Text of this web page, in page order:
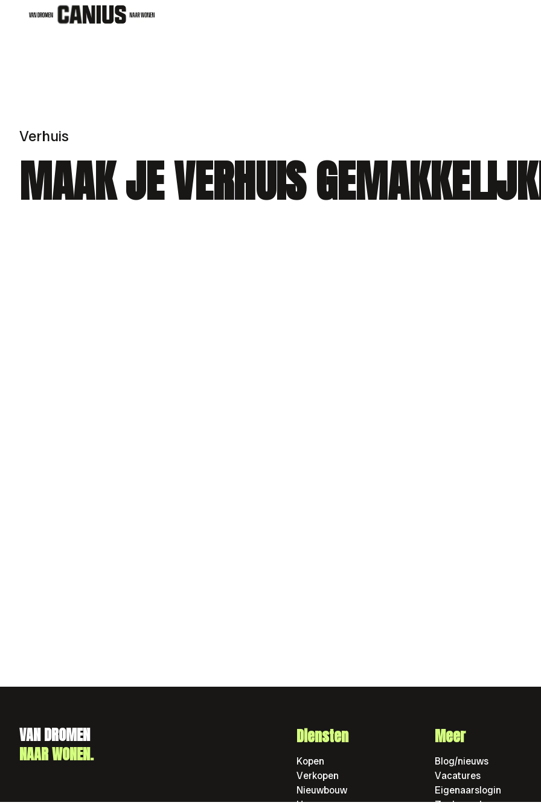
Ga naar hoofdinhoud
Verhuis
MAAK JE VERHUIS
VAN DROMEN
NAAR WONEN.
Diensten
Kopen
Verkopen
Nieuwbouw
Huren
Meer
Blog/nieuws
Vacatures
Eigenaarslogin
Zoek pand